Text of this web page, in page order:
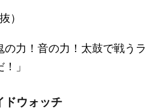
）
力！音の力！太鼓で戦うラ
」
ドウォッチ